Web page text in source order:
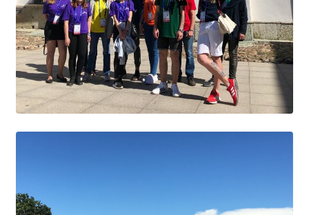
ПОЛЕЗНЫЕ ССЫЛКИ
Министерство науки и высшего образования
РФ
Главное управление по контролю за оборотом
наркотиков
Общероссийская база вакансий "Работа в
России"